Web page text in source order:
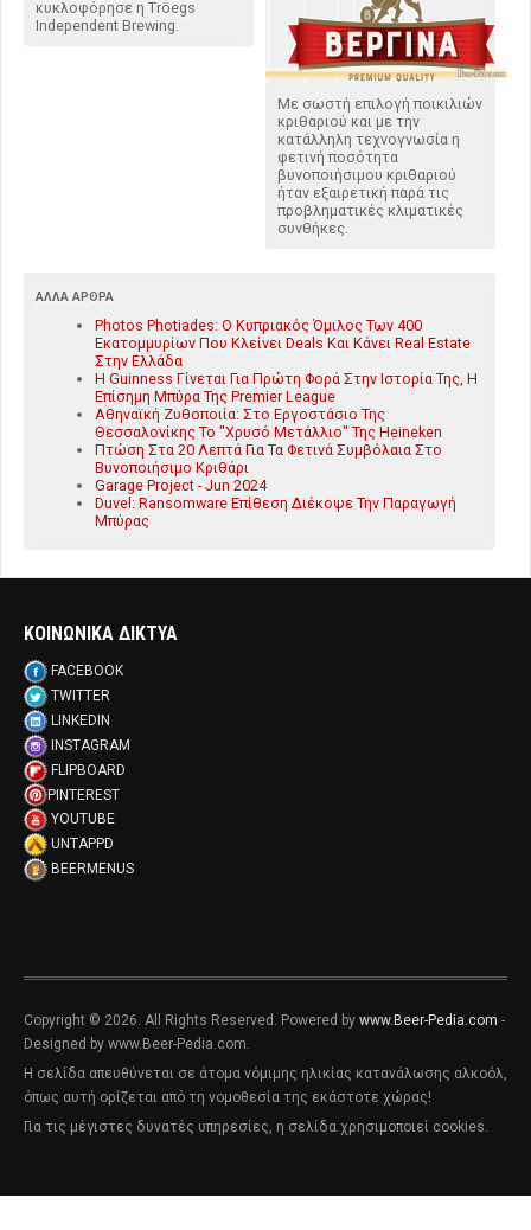
κυκλοφόρησε η Tröegs
Independent Brewing.
Με σωστή επιλογή ποικιλιών
κριθαριού και με την
κατάλληλη τεχνογνωσία η
φετινή ποσότητα
βυνοποιήσιμου κριθαριού
ήταν εξαιρετική παρά τις
προβληματικές κλιματικές
συνθήκες.
ΆΛΛΑ ΆΡΘΡΑ
Photos Photiades: Ο Κυπριακός Όμιλος Των 400
Εκατομμυρίων Που Κλείνει Deals Και Κάνει Real Estate
Στην Ελλάδα
Η Guinness Γίνεται Για Πρώτη Φορά Στην Ιστορία Της, Η
Επίσημη Μπύρα Της Premier League
Αθηναϊκή Ζυθοποιία: Στο Εργοστάσιο Της
Θεσσαλονίκης Το "Χρυσό Μετάλλιο" Της Heineken
Πτώση Στα 20 Λεπτά Για Τα Φετινά Συμβόλαια Στο
Βυνοποιήσιμο Κριθάρι
Garage Project - Jun 2024
Duvel: Ransomware Επίθεση Διέκοψε Την Παραγωγή
Μπύρας
ΚΟΙΝΩΝΙΚΑ ΔΙΚΤΥΑ
FACEBOOK
TWITTER
LINKEDIN
INSTAGRAM
FLIPBOARD
PINTEREST
YOUTUBE
UNTAPPD
BEERMENUS
Copyright © 2026. All Rights Reserved. Powered by www.Beer-Pedia.com -
Designed by www.Beer-Pedia.com.
Η σελίδα απευθύνεται σε άτομα νόμιμης ηλικίας κατανάλωσης αλκοόλ,
όπως αυτή ορίζεται από τη νομοθεσία της εκάστοτε χώρας!
Για τις μέγιστες δυνατές υπηρεσίες, η σελίδα χρησιμοποιεί cookies.